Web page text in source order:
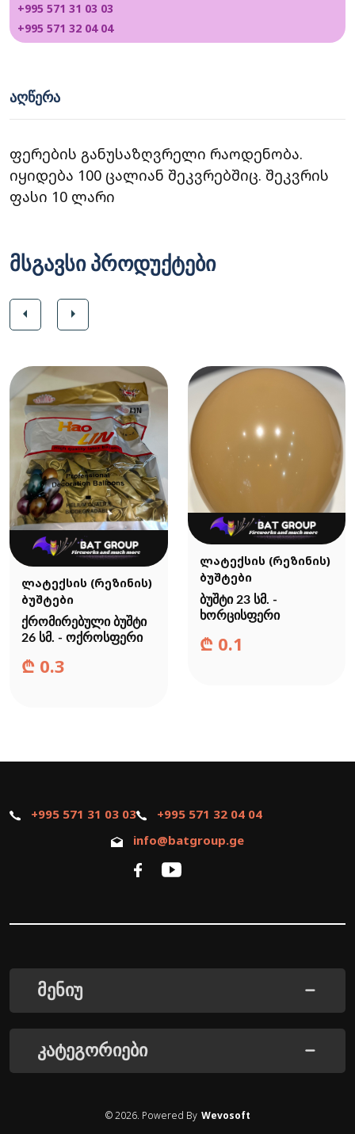
+995 571 31 03 03
+995 571 32 04 04
ᲐᲦᲬᲔᲠᲐ
ფერების განუსაზღვრელი რაოდენობა.
იყიდება 100 ცალიან შეკვრებშიც. შეკვრის
ფასი 10 ლარი
მსგავსი პროდუქტები
arrow_left arrow_right
ლატექსის (რეზინის)
ბუშტები
ქრომირებული ბუშტი
26 სმ. - ოქროსფერი
₾ 0.3
ლატექსის (რეზინის)
ბუშტები
ბუშტი 23 სმ. -
ხორცისფერი
₾ 0.1
+995 571 31 03 03
+995 571 32 04 04
info@batgroup.ge
მენიუ
კატეგორიები
©2026. Powered By Wevosoft